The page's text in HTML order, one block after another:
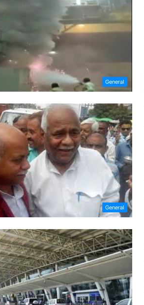
General
General